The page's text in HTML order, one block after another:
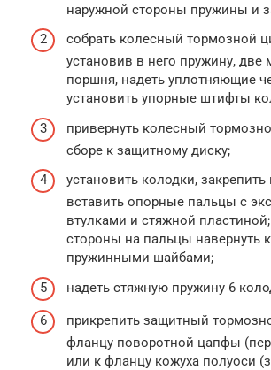
наружной стороны пружины и
собрать колесный тормозной
установив в него пружину, две
поршня, надеть уплотняющие
установить упорные штифты
привернуть колесный
сборе к защитному диску;
установить колодки,
вставить опорные пальцы с
втулками и стяжной
стороны на пальцы навернуть
пружинными шайбами;
надеть стяжную пружину 6
прикрепить защитный
фланцу поворотной цапфы
или к фланцу кожуха полуоси